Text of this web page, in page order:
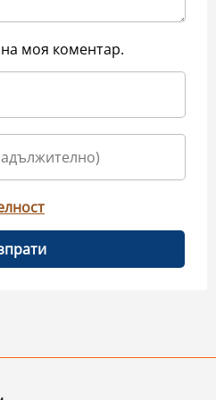
моя коментар.